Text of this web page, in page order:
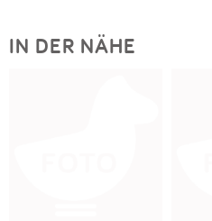
IN DER NÄHE